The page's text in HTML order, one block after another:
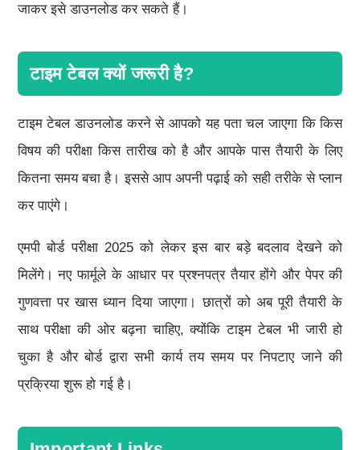
जाकर इसे डाउनलोड कर सकते हैं।
टाइम टेबल क्यों जरूरी है?
टाइम टेबल डाउनलोड करने से आपको यह पता चल जाएगा कि किस
विषय की परीक्षा किस तारीख को है और आपके पास तैयारी के लिए
कितना समय बचा है। इससे आप अपनी पढ़ाई को सही तरीके से प्लान
कर पाएंगे।
एमपी बोर्ड परीक्षा 2025 को लेकर इस बार बड़े बदलाव देखने को
मिलेंगे। नए फार्मूले के आधार पर प्रश्नपत्र तैयार होंगे और पेपर की
गुणवत्ता पर खास ध्यान दिया जाएगा। छात्रों को अब पूरी तैयारी के
साथ परीक्षा की ओर बढ़ना चाहिए, क्योंकि टाइम टेबल भी जारी हो
चुका है और बोर्ड द्वारा सभी कार्य तय समय पर निपटाए जाने की
प्रक्रिया शुरू हो गई है।